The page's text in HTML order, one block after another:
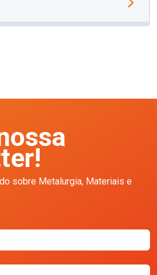
sobre Metalurgia, Materiais e